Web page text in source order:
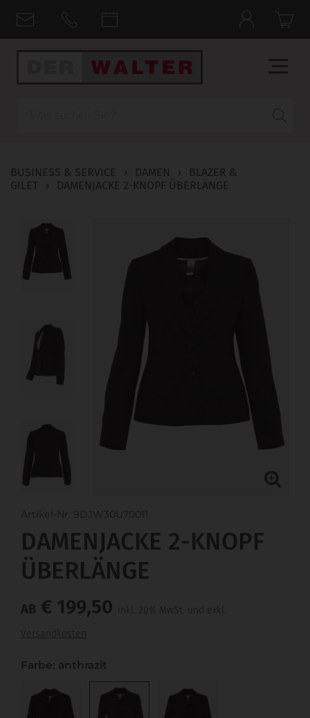
BUSINESS & SERVICE › DAMEN ›
BLAZER &
GILET
› DAMENJACKE 2-KNOPF ÜBERLÄNGE
Artikel-Nr. 9DJW30U70011
DAMENJACKE 2-KNOPF
ÜBERLÄNGE
AB € 199,50
inkl. 20% MwSt. und exkl.
Versandkosten
Farbe: anthrazit